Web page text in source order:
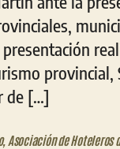
provincial,
de […]
, Asociación de Hoteleros